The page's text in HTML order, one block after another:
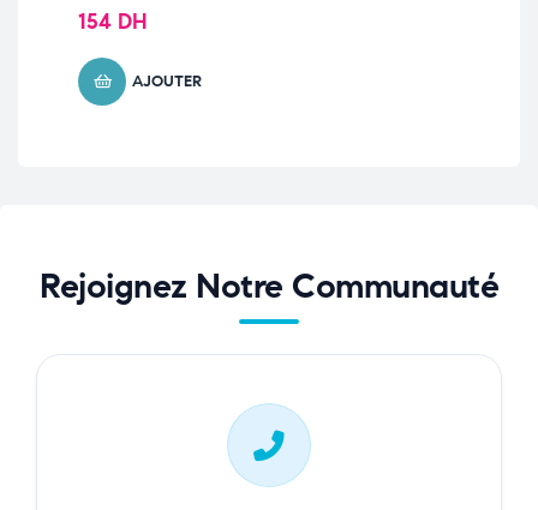
Eczéma Atopique| 200ml
154 DH
AJOUTER
Rejoignez Notre Communauté